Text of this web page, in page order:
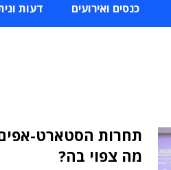
כנסים ואירועים דעות
תחרות הסטארט-
מה צפוי בה?